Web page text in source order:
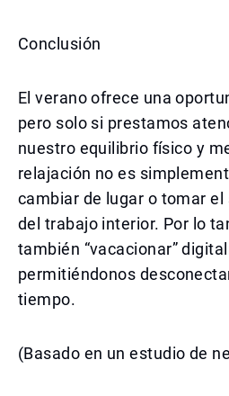
Conclusión
El verano ofrece una
pero solo si prestamos
nuestro equilibrio físico y
relajación no es
cambiar de lugar o tomar
del trabajo interior. Por lo
también “vacacionar”
permitiéndonos
tiempo.
(Basado en un estudio de